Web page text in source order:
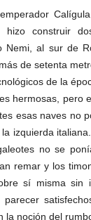
construir
Nemi, al sur de
de setenta
de la
hermosas, pero
esas naves no
izquierda
no se
remar y los
sí misma sin
la noción del